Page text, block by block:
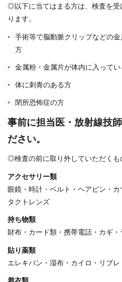
◎以下に当てはまる方は、検査を受
ります。
手術等で脳動脈クリップなどの
方
金属粉・金属片が体内に入って
体に刺青のある方
閉所恐怖症の方
事前に担当医・放射線技
ださい。
◎検査の前に取り外していただくも
アクセサリー類
眼鏡・時計・ベルト・ヘアピン・
タクトレンズ
持ち物類
財布・カード類・携帯電話・カギ・
貼り薬類
エレキバン・湿布・カイロ・リブレ